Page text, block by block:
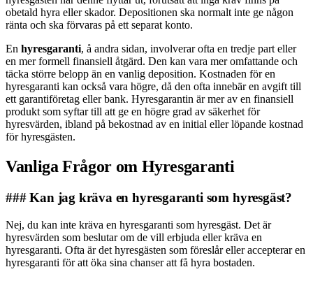
obetald hyra eller skador. Depositionen ska normalt inte ge någon
ränta och ska förvaras på ett separat konto.
En hyresgaranti, å andra sidan, involverar ofta en tredje part eller
en mer formell finansiell åtgärd. Den kan vara mer omfattande och
täcka större belopp än en vanlig deposition. Kostnaden för en
hyresgaranti kan också vara högre, då den ofta innebär en avgift till
ett garantiföretag eller bank. Hyresgarantin är mer av en finansiell
produkt som syftar till att ge en högre grad av säkerhet för
hyresvärden, ibland på bekostnad av en initial eller löpande kostnad
för hyresgästen.
Vanliga Frågor om Hyresgaranti
### Kan jag kräva en hyresgaranti som hyresgäst?
Nej, du kan inte kräva en hyresgaranti som hyresgäst. Det är
hyresvärden som beslutar om de vill erbjuda eller kräva en
hyresgaranti. Ofta är det hyresgästen som föreslår eller accepterar en
hyresgaranti för att öka sina chanser att få hyra bostaden.